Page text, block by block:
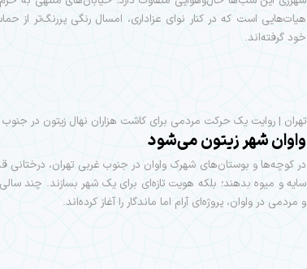
هیات‌هایی است که در کنار نوای عزاداری، امسال رنگی پررنگ‌تر از
خود گرفته‌اند.
تهران | روایت یک حرکت مردمی برای کاشت هزاران نهال زیتون در
واوان شهر زیتون می‌شود
در کوچه‌ها و بوستان‌های شهرک واوان در جنوب غربی تهران، درختانی
سایه و میوه بدهند؛ بلکه هویت تازه‌ای برای یک شهر بسازند. چند
و مردمی در واوان، پروژه‌ای آرام اما ماندگار را آغاز کرده‌اند.